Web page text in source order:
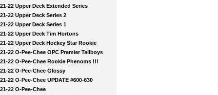
22 Upper Deck Extended Series
22 Upper Deck Series 2
22 Upper Deck Series 1
22 Upper Deck Tim Hortons
22 Upper Deck Hockey Star Rookie
22 O-Pee-Chee OPC Premier Tallboys
22 O-Pee-Chee Rookie Phenoms !!!
22 O-Pee-Chee Glossy
22 O-Pee-Chee UPDATE #600-630
22 O-Pee-Chee